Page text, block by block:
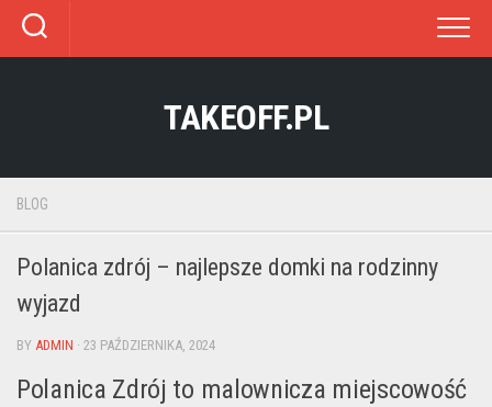
Skip
content
TAKEOFF.PL
BLOG
Polanica zdrój – najlepsze domki na rodzinny
wyjazd
BY ADMIN · 23 PAŹDZIERNIKA, 2024
Polanica Zdrój to malownicza miejscowość